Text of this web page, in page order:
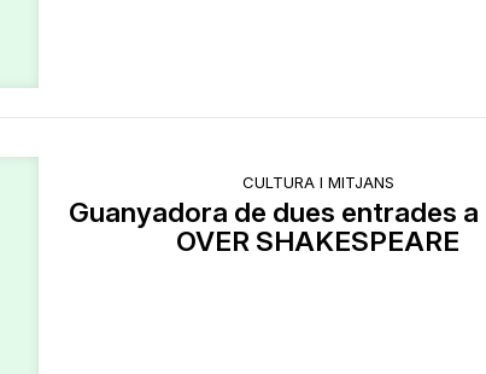
CULTURA I MITJANS
Guanyadora de dues entrades a
OVER SHAKESPEARE